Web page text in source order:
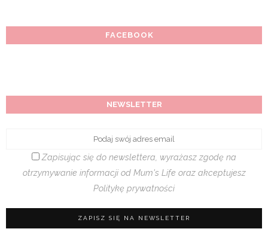
FACEBOOK
NEWSLETTER
Zapisując się do newslettera, wyrażasz zgodę na
otrzymywanie informacji od Mum's Life oraz akceptujesz
Politykę prywatności